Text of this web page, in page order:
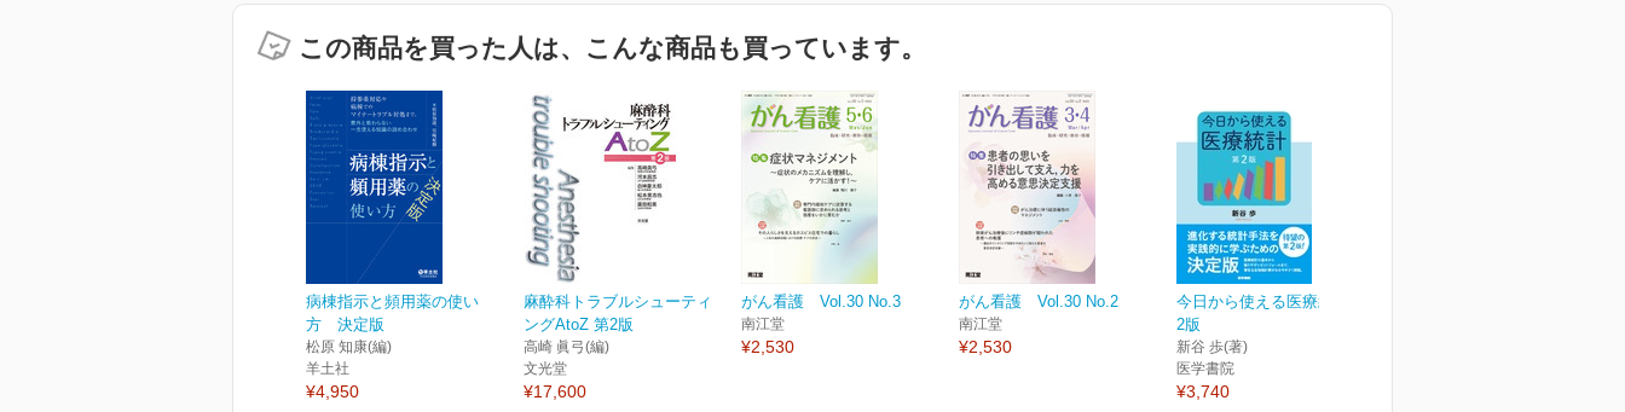
この商品を買った人は、こんな商品も買っています。
病棟指示と頻用薬の使い
方 決定版
松原 知康(編)
羊土社
¥4,950
麻酔科トラブルシューティ
ングAtoZ 第2版
高崎 眞弓(編)
文光堂
¥17,600
がん看護 Vol.30 No.3
南江堂
¥2,530
がん看護 Vol.30 No.2
南江堂
¥2,530
今日から使える医療統計 第
2版
新谷 歩(著)
医学書院
¥3,740